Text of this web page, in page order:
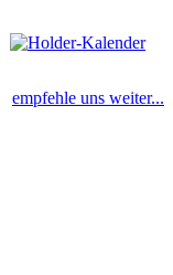
empfehle uns weiter...